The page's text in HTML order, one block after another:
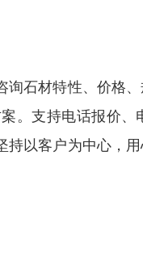
石材特性、价格
。支持电话报价
以客户为中心，